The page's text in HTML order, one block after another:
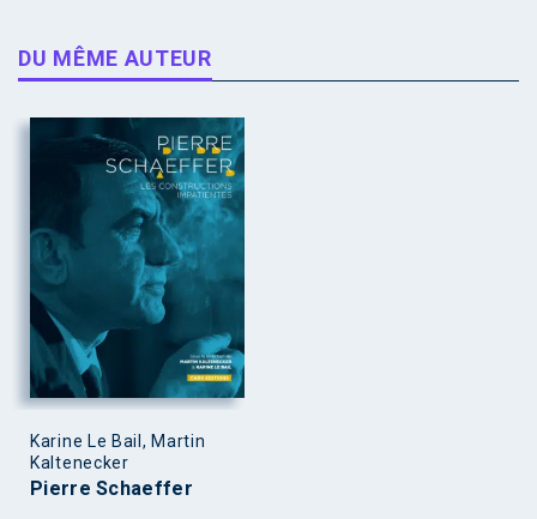
DU MÊME AUTEUR
Karine Le Bail, Martin
Kaltenecker
Pierre Schaeffer